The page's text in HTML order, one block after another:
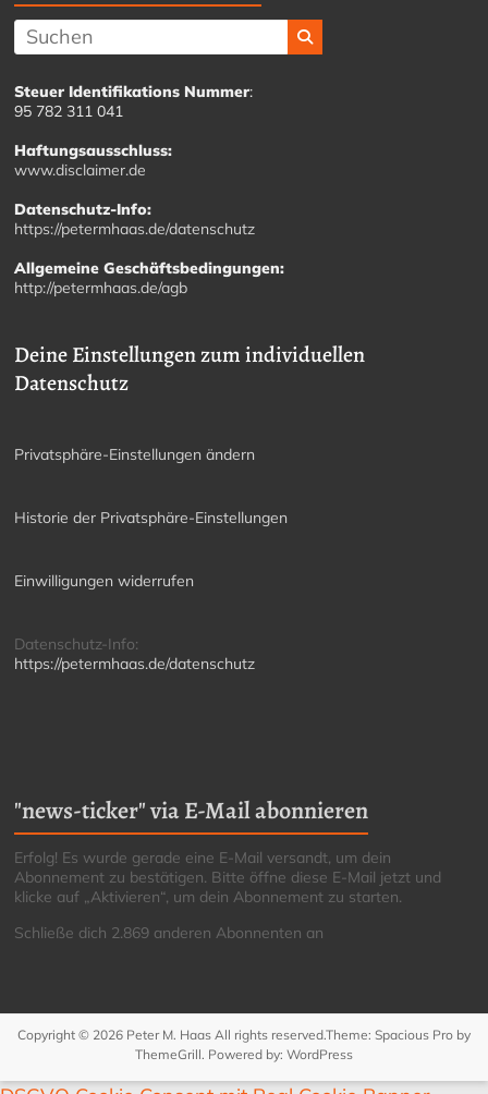
Steuer Identifikations Nummer:
95 782 311 041
Haftungsausschluss:
www.disclaimer.de
Datenschutz-Info:
https://petermhaas.de/datenschutz
Allgemeine Geschäftsbedingungen:
http://petermhaas.de/agb
Deine Einstellungen zum individuellen
Datenschutz
Privatsphäre-Einstellungen ändern
Historie der Privatsphäre-Einstellungen
Einwilligungen widerrufen
Datenschutz-Info:
https://petermhaas.de/datenschutz
"news-ticker" via E-Mail abonnieren
Erfolg! Es wurde gerade eine E-Mail versandt, um dein
Abonnement zu bestätigen. Bitte öffne diese E-Mail jetzt und
klicke auf „Aktivieren“, um dein Abonnement zu starten.
Schließe dich 2.869 anderen Abonnenten an
Copyright © 2026 Peter M. HaasAll rights reserved.Theme: Spacious Proby
ThemeGrill. Powered by: WordPress